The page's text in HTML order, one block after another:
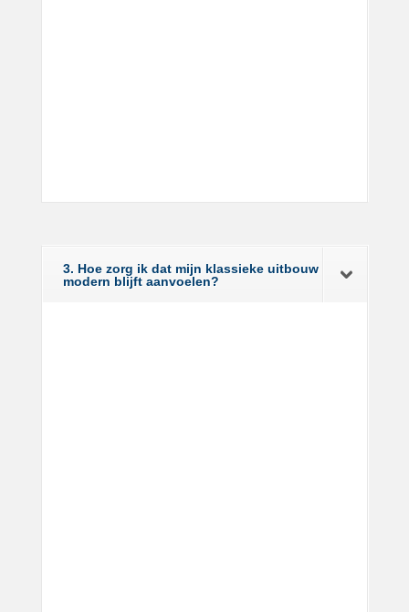
3. Hoe zorg ik dat mijn klassieke uitbouw
modern blijft aanvoelen?